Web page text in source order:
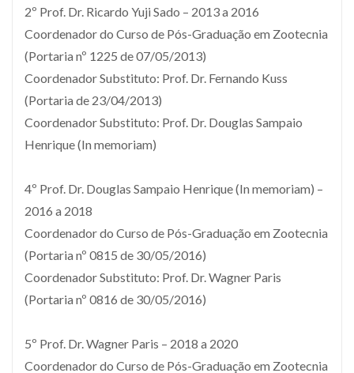
2º Prof. Dr. Ricardo Yuji Sado – 2013 a 2016
Coordenador do Curso de Pós-Graduação em Zootecnia
(Portaria nº 1225 de 07/05/2013)
Coordenador Substituto: Prof. Dr. Fernando Kuss
(Portaria de 23/04/2013)
Coordenador Substituto: Prof. Dr. Douglas Sampaio
Henrique (In memoriam)
4º Prof. Dr. Douglas Sampaio Henrique (In memoriam) –
2016 a 2018
Coordenador do Curso de Pós-Graduação em Zootecnia
(Portaria nº 0815 de 30/05/2016)
Coordenador Substituto: Prof. Dr. Wagner Paris
(Portaria nº 0816 de 30/05/2016)
5º Prof. Dr. Wagner Paris – 2018 a 2020
Coordenador do Curso de Pós-Graduação em Zootecnia